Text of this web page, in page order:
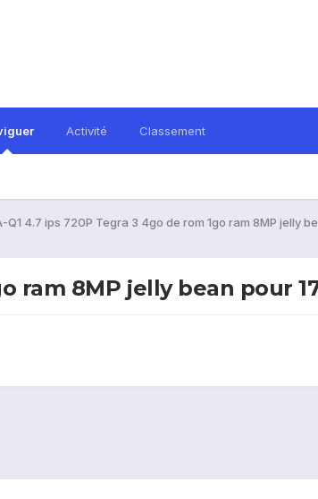
Activité Classement
Q1 4.7 ips 720P Tegra 3 4go de rom 1go ram 8MP jelly
ram 8MP jelly bean pour